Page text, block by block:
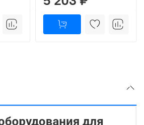
для